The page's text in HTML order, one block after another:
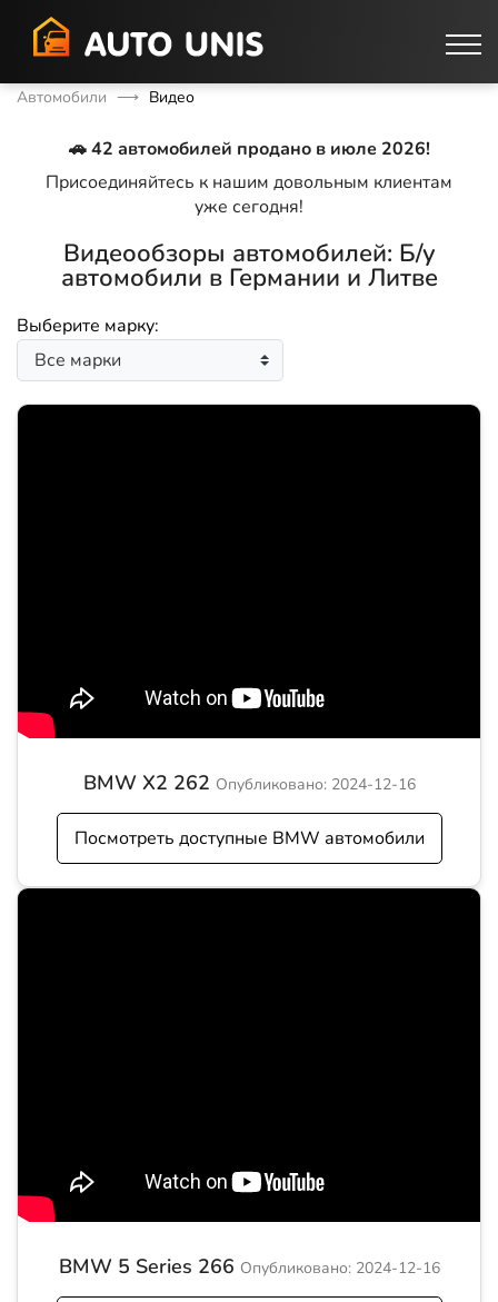
Автомобили Видео
🚗 42 автомобилей продано в июле 2026!
Присоединяйтесь к нашим довольным клиентам
уже сегодня!
Видеообзоры автомобилей: Б/у
автомобили в Германии и Литве
Выберите марку:
BMW X2 262 Опубликовано: 2024-12-16
Посмотреть доступные BMW автомобили
BMW 5 Series 266 Опубликовано: 2024-12-16